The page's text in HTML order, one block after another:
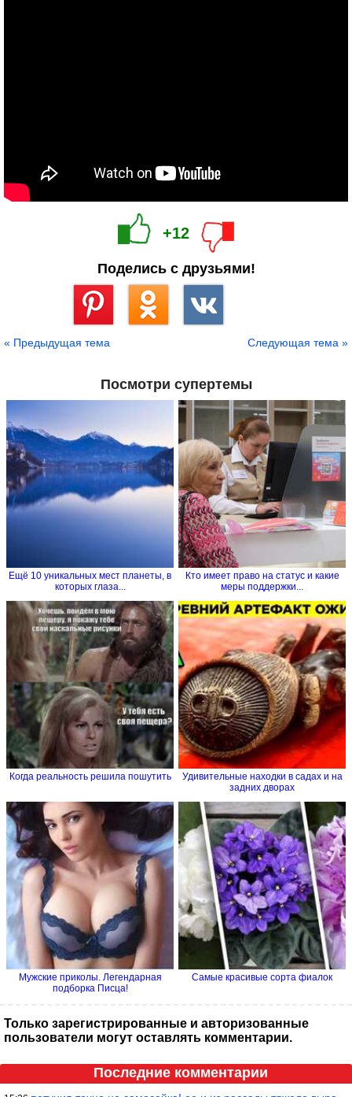
+12
Поделись с друзьями!
« Предыдущая тема Следующая тема »
Посмотри супертемы
Ещё 10 уникальных мест планеты, в
которых глаза...
Кто имеет право на статус и какие
меры поддержки...
Когда реальность решила пошутить
Удивительные находки в садах и на
задних дворах
Мужские приколы. Легендарная
подборка Писца!
Самые красивые сорта фиалок
Только зарегистрированные и авторизованные
пользователи могут оставлять комментарии.
Последние комментарии